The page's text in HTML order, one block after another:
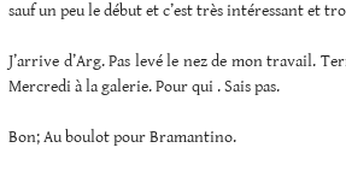
sauf un peu le début et c’est très intéressant et
J’arrive d’Arg. Pas levé le nez de mon travail.
Mercredi à la galerie. Pour qui . Sais pas.
Bon; Au boulot pour Bramantino.